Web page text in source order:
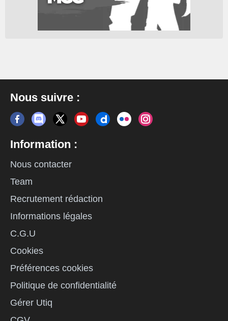
Nous suivre :
Information :
Nous contacter
Team
Recrutement rédaction
Informations légales
C.G.U
Cookies
Préférences cookies
Politique de confidentialité
Gérer Utiq